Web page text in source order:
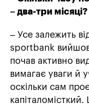
– два-три місяці?
– Усе залежить
sportbank
почав активно
вимагає уваги й
оскільки сам